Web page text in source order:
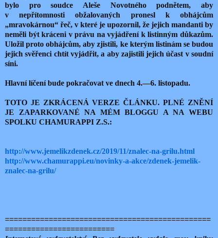
bylo pro soudce Aleše Novotného podnětem, aby
v nepřítomnosti obžalovaných pronesl k obhájcům
„mravokárnou“ řeč, v které je upozornil, že jejich mandanti by
neměli být kráceni v právu na vyjádření k listinným důkazům.
Uložil proto obhájcům, aby zjistili, ke kterým listinám se budou
jejich svěřenci chtít vyjádřit, a aby zajistili jejich účast v soudní
síni.
Hlavní líčení bude pokračovat ve dnech 4.—6. listopadu.
TOTO JE ZKRÁCENÁ VERZE ČLÁNKU. PLNÉ ZNĚNÍ
JE ZAPARKOVANÉ NA MÉM BLOGGU A NA WEBU
SPOLKU CHAMURAPPI Z.S.:
http://www.jemelikzdenek.cz/2019/11/znalec-na-grilu.html
http://www.chamurappi.eu/novinky-a-akce/zdenek-jemelik-
znalec-na-grilu/
===============================================
=========================